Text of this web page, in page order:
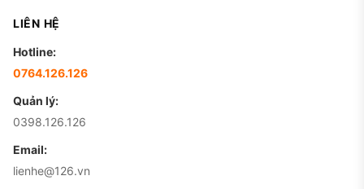
LIÊN HỆ
Hotline:
0764.126.126
Quản lý:
0398.126.126
Email:
lienhe@126.vn